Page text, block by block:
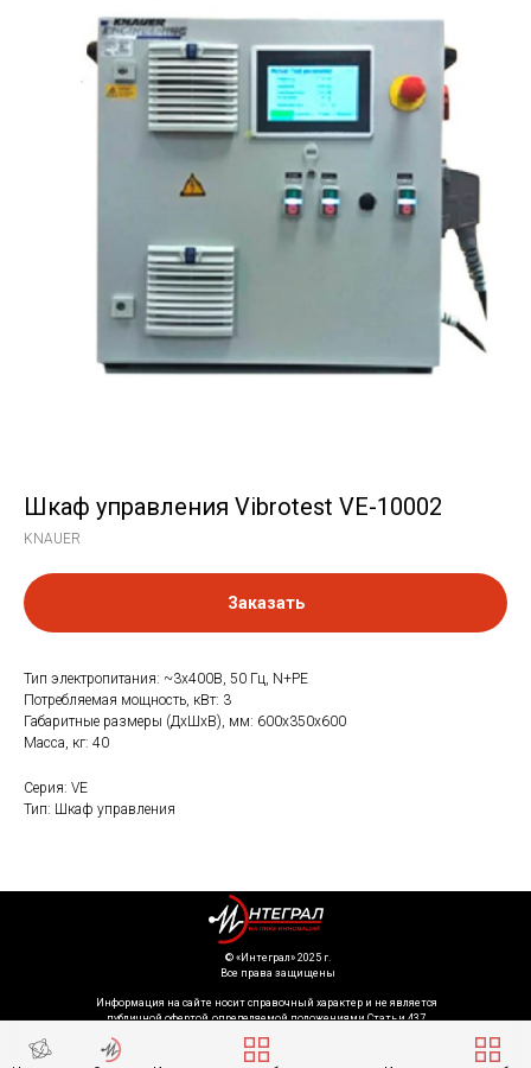
Шкаф управления Vibrotest VE-10002
KNAUER
Заказать
Тип электропитания: ~3х400В, 50 Гц, N+PE
Потребляемая мощность, кВт: 3
Габаритные размеры (ДхШхВ), мм: 600x350x600
Масса, кг: 40
Серия: VE
Тип: Шкаф управления
Информация на сайте носит справочный характер и не является
публичной офертой, определяемой положениями Статьи 437
(спецификация) и комплект поставки товара могут быть изменены
производителем без предварительного уведомления. Уточняйте
©️ «Интеграл» 2025 г.
Все права защищены